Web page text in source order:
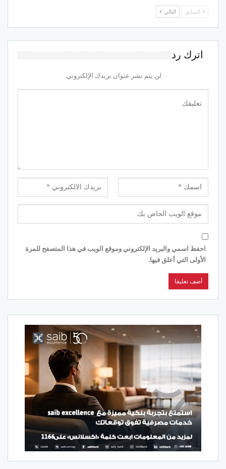
السابق التالي
اترك رد
لن يتم نشر عنوان بريدك الإلكتروني.
احفظ اسمي والبريد الإلكتروني وموقع الويب في هذا المتصفح للمرة
الأولى التي أعلق فيها.